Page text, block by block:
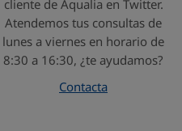
cliente de Aqualia en Twitter.
Atendemos tus consultas de
lunes a viernes en horario de
8:30 a 16:30, ¿te ayudamos?
Contacta